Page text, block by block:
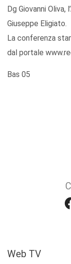
Dg Giovanni
Giuseppe Eligiato.
La conferenza
dal portale
Bas 05
Web TV